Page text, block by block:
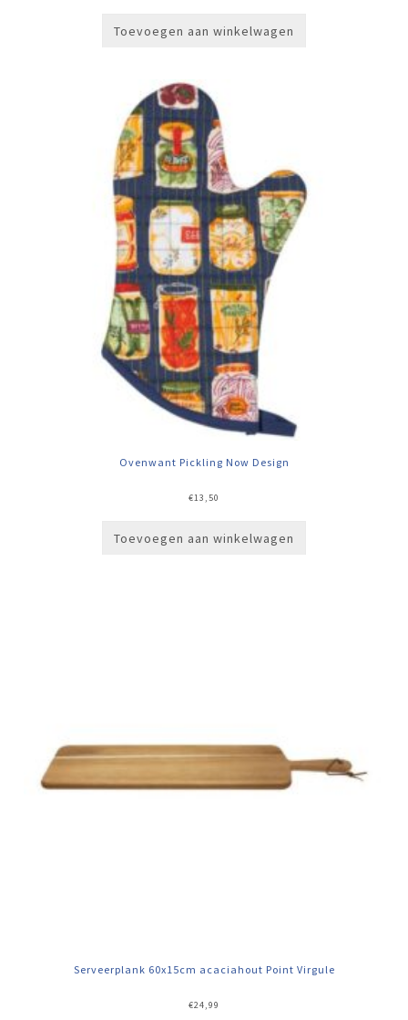
Toevoegen aan winkelwagen
Ovenwant Pickling Now Design
€13,50
Toevoegen aan winkelwagen
Serveerplank 60x15cm acaciahout Point Virgule
€24,99